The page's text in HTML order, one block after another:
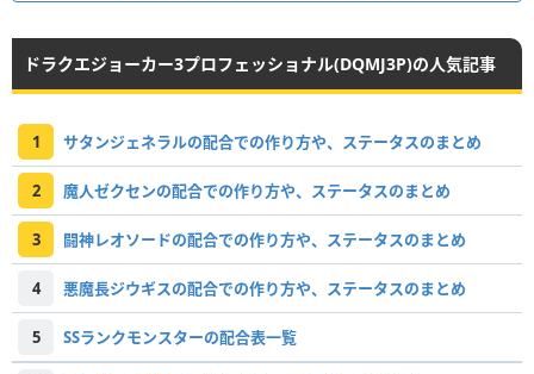
ドラクエジョーカー3プロフェッショナル(DQMJ3P)の人気記事
1 サタンジェネラルの配合での作り方や、ステータスのまとめ
2 魔人ゼクセンの配合での作り方や、ステータスのまとめ
3 闘神レオソードの配合での作り方や、ステータスのまとめ
4 悪魔長ジウギスの配合での作り方や、ステータスのまとめ
5 SSランクモンスターの配合表一覧